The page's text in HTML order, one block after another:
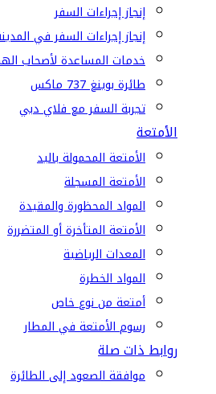
إنجاز إجراءات السفر
إنجاز إجراءات السفر في
خدمات المساعدة لأصحاب
طائرة بوينغ 737 ماكس
تجربة السفر مع فلاي دبي
الأمتعة
الأمتعة المحمولة باليد
الأمتعة المسجلة
المواد المحظورة والمقيدة
الأمتعة المتأخرة أو المتضررة
المعدات الرياضية
المواد الخطرة
أمتعة من نوع خاص
رسوم الأمتعة في المطار
روابط ذات صلة
موافقة الصعود إلى الطائرة